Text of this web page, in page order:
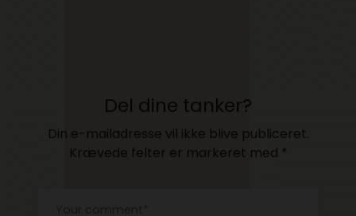
Del dine tanker?
Din e-mailadresse vil ikke blive publiceret.
Krævede felter er markeret med *